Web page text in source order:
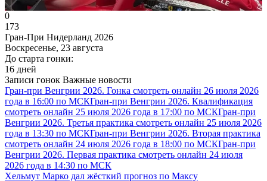
0
173
Гран-При Нидерланд 2026
Воскресенье, 23 августа
До старта гонки:
16 дней
Записи гонок Важные новости
Гран-при Венгрии 2026. Гонка смотреть онлайн 26 июля 2026
года в 16:00 по МСКГран-при Венгрии 2026. Квалификация
смотреть онлайн 25 июля 2026 года в 17:00 по МСКГран-при
Венгрии 2026. Третья практика смотреть онлайн 25 июля 2026
года в 13:30 по МСКГран-при Венгрии 2026. Вторая практика
смотреть онлайн 24 июля 2026 года в 18:00 по МСКГран-при
Венгрии 2026. Первая практика смотреть онлайн 24 июля
2026 года в 14:30 по МСК
Хельмут Марко дал жёсткий прогноз по Максу